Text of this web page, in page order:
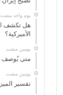
‏يوم واحد مضت
هل تكشف
الأميركية؟
‏يومين مضت
متى يُوصف
‏يومين مضت
تفسير